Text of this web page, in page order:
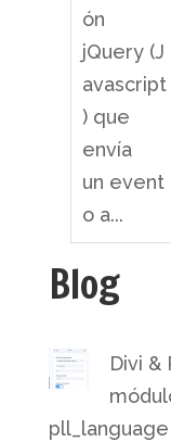
ón
jQuery (J
avascript
) que
envía
un event
o a...
Blog
Divi &
pll_language